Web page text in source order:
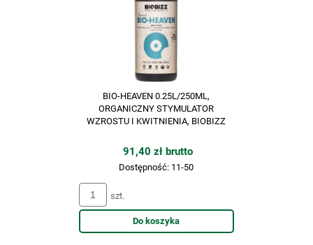
BIO-HEAVEN 0.25L/250ML,
ORGANICZNY STYMULATOR
WZROSTU I KWITNIENIA, BIOBIZZ
91,40 zł brutto
Dostępność: 11-50
szt.
Do koszyka